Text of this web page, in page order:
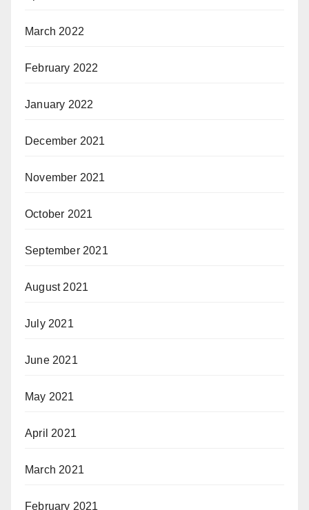
March 2022
February 2022
January 2022
December 2021
November 2021
October 2021
September 2021
August 2021
July 2021
June 2021
May 2021
April 2021
March 2021
February 2021